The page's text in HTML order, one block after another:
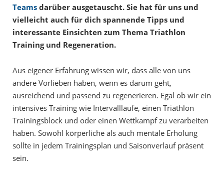
Teams darüber ausgetauscht. Sie hat für uns und
vielleicht auch für dich spannende Tipps und
interessante Einsichten zum Thema Triathlon
Training und Regeneration.
Aus eigener Erfahrung wissen wir, dass alle von uns
andere Vorlieben haben, wenn es darum geht,
ausreichend und passend zu regenerieren. Egal ob wir ein
intensives Training wie Intervallläufe, einen Triathlon
Trainingsblock und oder einen Wettkampf zu verarbeiten
haben. Sowohl körperliche als auch mentale Erholung
sollte in jedem Trainingsplan und Saisonverlauf präsent
sein.